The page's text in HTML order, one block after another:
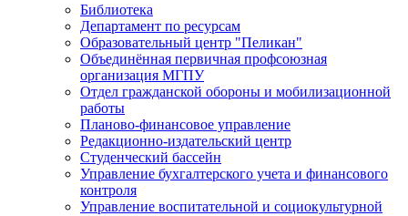
Библиотека
Департамент по ресурсам
Образовательный центр "Пеликан"
Объединённая первичная профсоюзная
организация МГПУ
Отдел гражданской обороны и мобилизационной
работы
Планово-финансовое управление
Редакционно-издательский центр
Студенческий бассейн
Управление бухгалтерского учета и финансового
контроля
Управление воспитательной и социокультурной